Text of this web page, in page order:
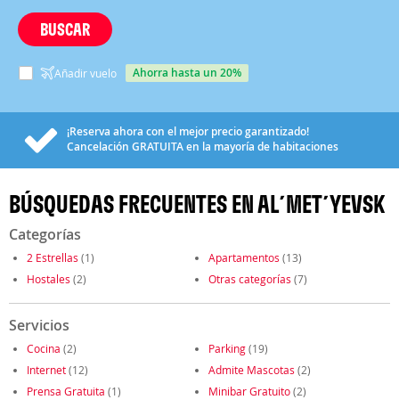
BUSCAR
Añadir vuelo ahorra hasta un 20%
¡Reserva ahora con el mejor precio garantizado!
Cancelación GRATUITAen la mayoría de habitaciones
BÚSQUEDAS FRECUENTES EN AL´MET´YEVSK
Categorías
2 Estrellas (1) Apartamentos (13)
Hostales (2) Otras categorías (7)
Servicios
Cocina (2) Parking(19)
Internet(12) Admite Mascotas (2)
Prensa Gratuita (1) Minibar Gratuito(2)